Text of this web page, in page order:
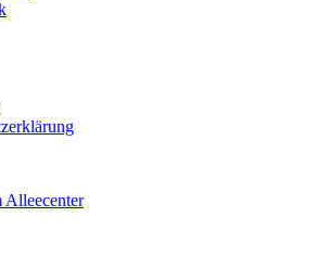
Alleecenter